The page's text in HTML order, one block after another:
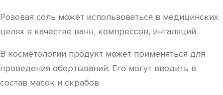
Розовая соль может использоваться в медицинских
целях в качестве ванн, компрессов, ингаляций.
В косметологии продукт может применяться для
проведения обертываний. Его могут вводить в
состав масок и скрабов.